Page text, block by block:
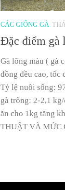
CÁC GIỐNG GÀ
Đặc điểm gà
Gà lông màu ( gà
đồng đều cao, tốc
Tỷ lệ nuôi sống:
gà trống: 2-2,1
ăn cho 1kg tăng
THUẬT VÀ MỨC